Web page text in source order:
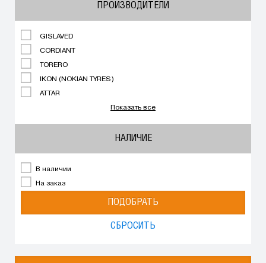
ПРОИЗВОДИТЕЛИ
GISLAVED
CORDIANT
TORERO
IKON (NOKIAN TYRES)
ATTAR
Показать все
НАЛИЧИЕ
В наличии
На заказ
ПОДОБРАТЬ
СБРОСИТЬ